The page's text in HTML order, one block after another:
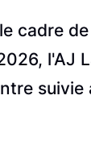
cadre
l'AJ
suivie